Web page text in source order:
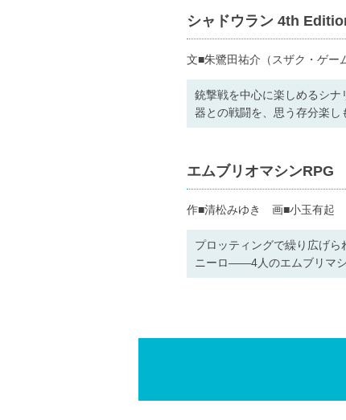
シャドウラン 4th
文■朱鷺田祐介（スザク・ゲー
銃撃戦を中心に楽しめるシ
器との戦闘を、思う存分楽
エムブリオマシンRPG
作■清松みゆき 画■小玉有起
プロッティングで繰り広げ
ニーロ――4人のエムブリマ